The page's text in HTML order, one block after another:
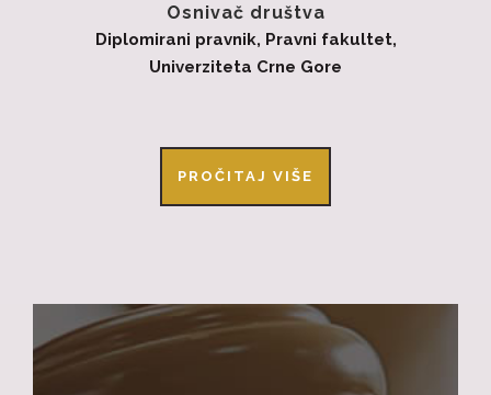
Osnivač društva
Diplomirani pravnik, Pravni fakultet,
Univerziteta Crne Gore
PROČITAJ VIŠE